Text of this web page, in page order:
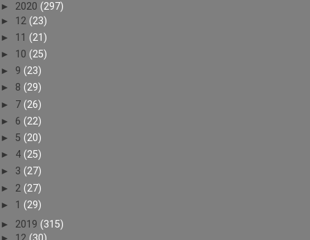
► 2020 (297)
► 12 (23)
► 11 (21)
► 10 (25)
► 9 (23)
► 8 (29)
► 7 (26)
► 6 (22)
► 5 (20)
► 4 (25)
► 3 (27)
► 2 (27)
► 1 (29)
► 2019 (315)